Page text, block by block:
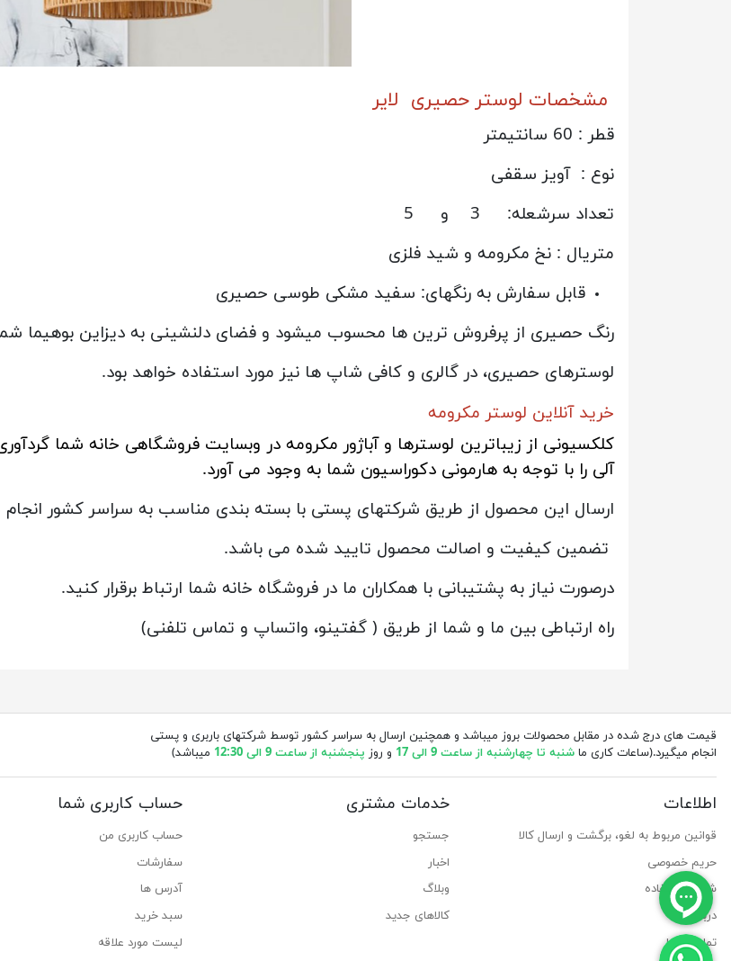
مشخصات لوستر حصیری لایر
قطر : 60 سانتیمتر
نوع : آویز سقفی
تعداد سرشعله: 3 و 5
متریال : نخ مکرومه و شید فلزی
قابل سفارش به رنگهای: سفید مشکی طوسی حصیری
رنگ حصیری از پرفروش ترین ها محسوب میشود و فضای دلنشینی به دیزاین بوهیما
لوسترهای حصیری، در گالری و کافی شاپ ها نیز مورد استفاده خواهد بود.
خرید آنلاین لوستر مکرومه
کلکسیونی از زیباترین لوسترها و آباژور مکرومه در وبسایت فروشگاهی خانه شما
آلی را با توجه به هارمونی دکوراسیون شما به وجود می آورد.
ارسال این محصول از طریق شرکتهای پستی با بسته بندی مناسب به سراسر کشور
تضمین کیفیت و اصالت محصول تایید شده می باشد.
درصورت نیاز به پشتیبانی با همکاران ما در فروشگاه خانه شما ارتباط برقرار کنید.
راه ارتباطی بین ما و شما از طریق ( گفتینو، واتساپ و تماس تلفنی)
قیمت های درج شده در مقابل محصولات بروز میباشد و همچنین ارسال به سراسر کشور توسط شرکتهای باربری و پستی
انجام میگیرد.(ساعات کاری ما شنبه تا چهارشنبه از ساعت 9 الی 17 و روز پنجشنبه از ساعت 9 الی 12:30 میباشد)
اطلاعات
قوانین مربوط به لغو، برگشت و ارسال کالا
حریم خصوصی
شرایط استفاده
درباره ما
تماس با ما
خدمات مشتری
جستجو
اخبار
وبلاگ
کالاهای جدید
حساب کاربری شما
حساب کاربری من
سفارشات
آدرس ها
سبد خرید
لیست مورد علاقه